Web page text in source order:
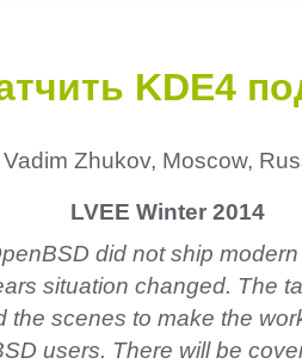
KDE4
Vadim Zhukov, Moscow,
LVEE Winter 2014
did not ship
situation changed. The
the scenes to make the
users. There will be